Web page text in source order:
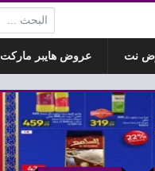
البحث:
نت عروض هايبر ماركت